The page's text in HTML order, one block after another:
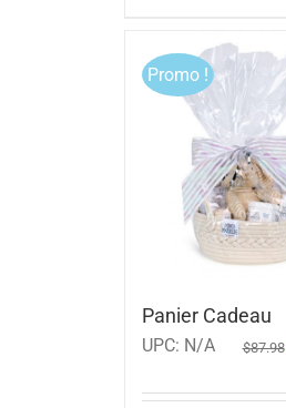
Promo !
Panier Cadeau
UPC: N/A $87.98